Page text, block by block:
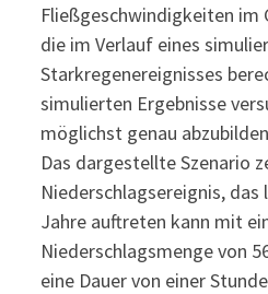
Fließgeschwindigkeiten im
die im Verlauf eines
Starkregenereignisses
simulierten Ergebnisse
möglichst genau
Das dargestellte Szenario
Niederschlagsereignis,
Jahre auftreten kann mit
Niederschlagsmenge von
eine Dauer von einer